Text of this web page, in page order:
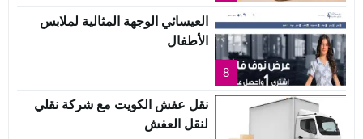
8
العيسائي الوجهة المثالية لملابس
الأطفال
نقل عفش الكويت مع شركة نقلي
لنقل العفش